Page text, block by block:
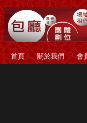
首頁 關於我們 會